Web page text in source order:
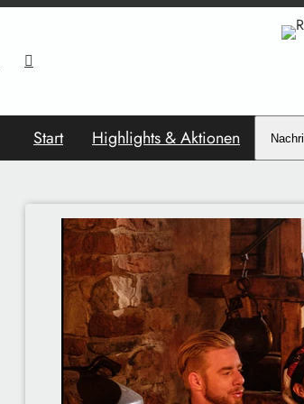
Start Highlights & Aktionen